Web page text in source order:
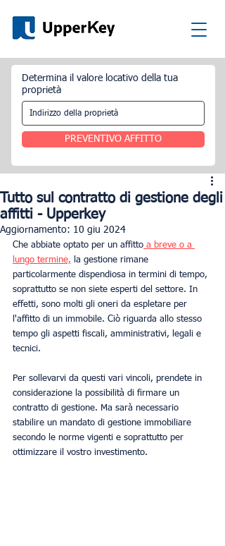
Determina il valore locativo della tua
proprietà
PREVENTIVO AFFITTO
Tutto sul contratto di gestione degli
affitti - Upperkey
Aggiornamento: 10 giu 2024
Che abbiate optato per un affitto a breve o a
lungo termine, la gestione rimane
particolarmente dispendiosa in termini di tempo,
soprattutto se non siete esperti del settore. In
effetti, sono molti gli oneri da espletare per
l'affitto di un immobile. Ciò riguarda allo stesso
tempo gli aspetti fiscali, amministrativi, legali e
tecnici.
Per sollevarvi da questi vari vincoli, prendete in
considerazione la possibilità di firmare un
contratto di gestione. Ma sarà necessario
stabilire un mandato di gestione immobiliare
secondo le norme vigenti e soprattutto per
ottimizzare il vostro investimento.